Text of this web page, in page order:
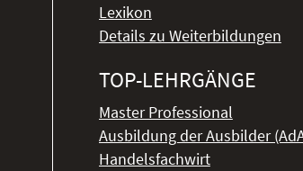
Lexikon
Details zu Weiterbildungen
TOP-LEHRGÄNGE
Master Professional
Ausbildung der Ausbilder
Handelsfachwirt